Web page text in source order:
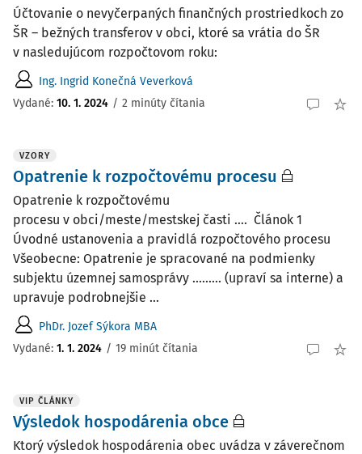
Účtovanie o nevyčerpaných finančných prostriedkoch zo
ŠR – bežných transferov v obci, ktoré sa vrátia do ŠR
v nasledujúcom rozpočtovom roku:
Ing. Ingrid Konečná Veverková
Vydané: 10. 1. 2024 / 2 minúty čítania
VZORY
Opatrenie k rozpočtovému procesu
Opatrenie k rozpočtovému
procesu v obci/meste/mestskej časti …. Článok 1
Úvodné ustanovenia a pravidlá rozpočtového procesu
Všeobecne: Opatrenie je spracované na podmienky
subjektu územnej samosprávy ......... (upraví sa interne) a
upravuje podrobnejšie ...
PhDr. Jozef Sýkora MBA
Vydané: 1. 1. 2024 / 19 minút čítania
VIP ČLÁNKY
Výsledok hospodárenia obce
Ktorý výsledok hospodárenia obec uvádza v záverečnom